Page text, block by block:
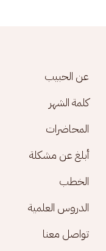
Footer menu
عن الحبيب
كلمة الشهر
المحاضرات
أبلغ عن مشكلة
الخطب
الدروس العلمية
تواصل معنا